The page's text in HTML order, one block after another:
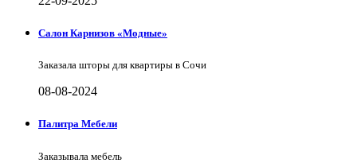
Салон Карнизов «Модные»
Заказала шторы для квартиры в Сочи
08-08-2024
Палитра Мебели
Заказывала мебель